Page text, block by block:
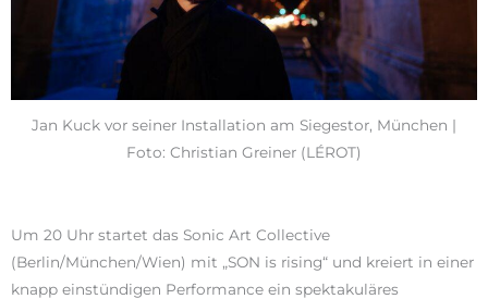
Jan Kuck vor seiner Installation am Siegestor, München |
Foto: Christian Greiner (LÉROT)
Um 20 Uhr startet das Sonic Art Collective
(Berlin/München/Wien) mit „SON is rising“ und kreiert in einer
knapp einstündigen Performance ein spektakuläres